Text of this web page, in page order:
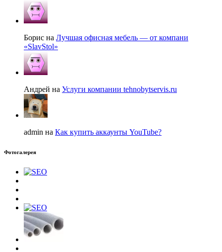
Борис на Лучшая офисная мебель — от компани
«SlavStol»
Андрей на Услуги компании tehnobytservis.ru
admin на Как купить аккаунты YouTube?
Фотогалерея